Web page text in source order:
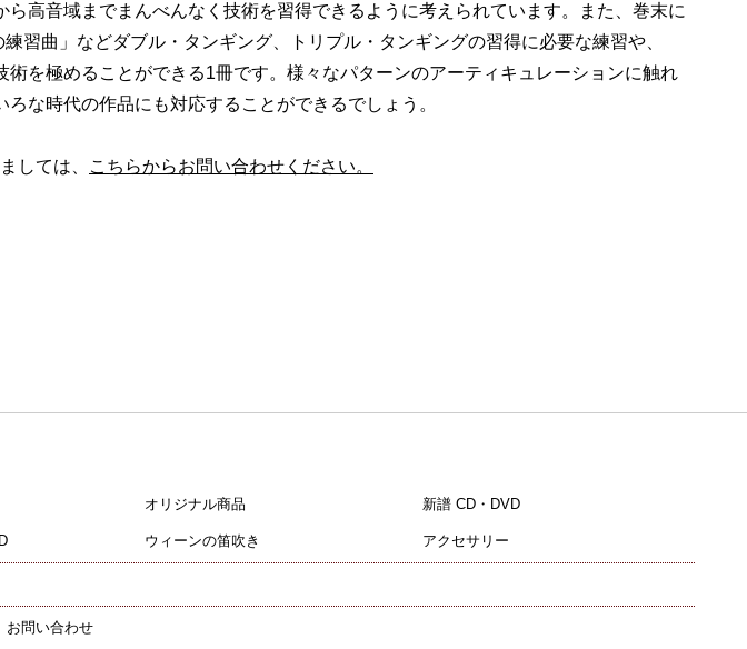
高音域までまんべんなく技術を習得できるように考えられています。また、巻末に
習曲」などダブル・タンギング、トリプル・タンギングの習得に必要な練習や、
を極めることができる1冊です。様々なパターンのアーティキュレーションに触れ
な時代の作品にも対応することができるでしょう。
しては、 こちらからお問い合わせください。
オリジナル商品 新譜 CD・DVD
ウィーンの笛吹き アクセサリー
お問い合わせ